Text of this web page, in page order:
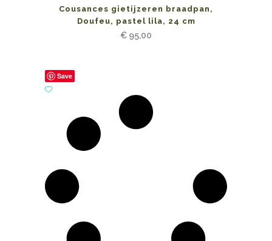
Cousances gietijzeren braadpan,
Doufeu, pastel lila, 24 cm
€ 95,00
Save